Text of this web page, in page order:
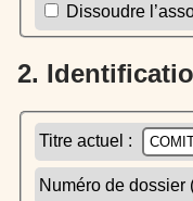
Dissoudre
2.
Titre actuel :
Numéro de dossier